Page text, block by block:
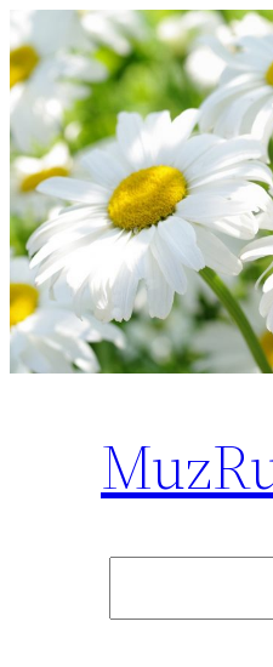
Перейти
к
содержимому